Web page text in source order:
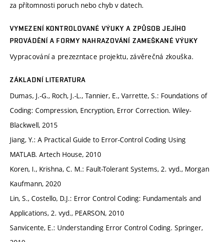
za přítomnosti poruch nebo chyb v datech.
VYMEZENÍ KONTROLOVANÉ VÝUKY A ZPŮSOB JEJÍHO
PROVÁDĚNÍ A FORMY NAHRAZOVÁNÍ ZAMEŠKANÉ VÝUKY
Vypracování a prezezntace projektu, závěrečná zkouška.
ZÁKLADNÍ LITERATURA
Dumas, J.-G., Roch, J.-L., Tannier, E., Varrette, S.: Foundations of
Coding: Compression, Encryption, Error Correction. Wiley-
Blackwell, 2015
Jiang, Y.: A Practical Guide to Error-Control Coding Using
MATLAB. Artech House, 2010
Koren, I., Krishna, C. M.: Fault-Tolerant Systems, 2. vyd., Morgan
Kaufmann, 2020
Lin, S., Costello, D.J.: Error Control Coding: Fundamentals and
Applications, 2. vyd., PEARSON, 2010
Sanvicente, E.: Understanding Error Control Coding. Springer,